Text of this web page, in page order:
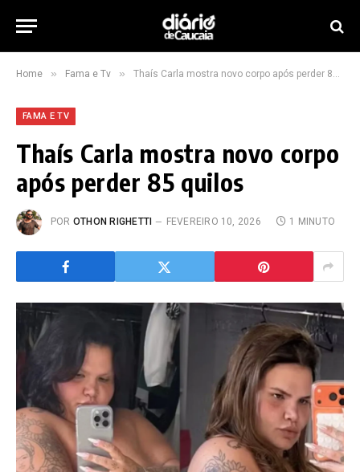
Home » Fama e Tv » Thaís Carla mostra novo corpo após perder 85 quilos
FAMA E TV
Thaís Carla mostra novo corpo
após perder 85 quilos
POR OTHON RIGHETTI FEVEREIRO 10, 2026 1 MINUTO